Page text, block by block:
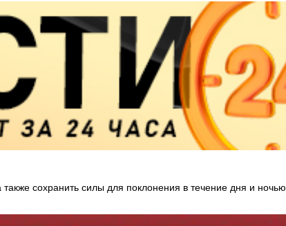
сохранить силы для поклонения в течение дня и ночью.